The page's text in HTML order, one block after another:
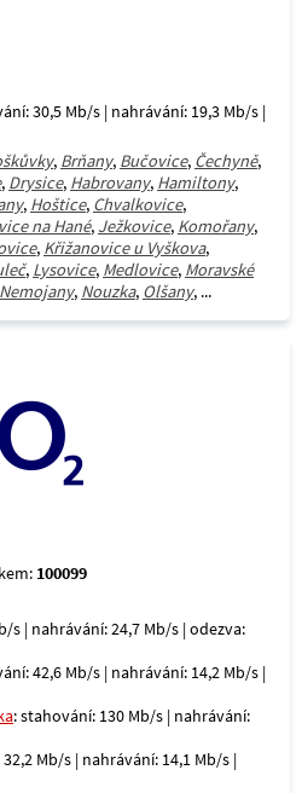
30,5 Mb/s | nahrávání: 19,3 Mb/s |
, Brňany, Bučovice, Čechyně,
, Drysice, Habrovany, Hamiltony,
, Hoštice, Chvalkovice,
na Hané, Ježkovice, Komořany,
, Křižanovice u Vyškova,
, Lysovice, Medlovice, Moravské
Nemojany, Nouzka, Olšany, ...
100099
s | nahrávání: 24,7 Mb/s | odezva:
42,6 Mb/s | nahrávání: 14,2 Mb/s |
: stahování: 130 Mb/s | nahrávání:
Mb/s | nahrávání: 14,1 Mb/s |